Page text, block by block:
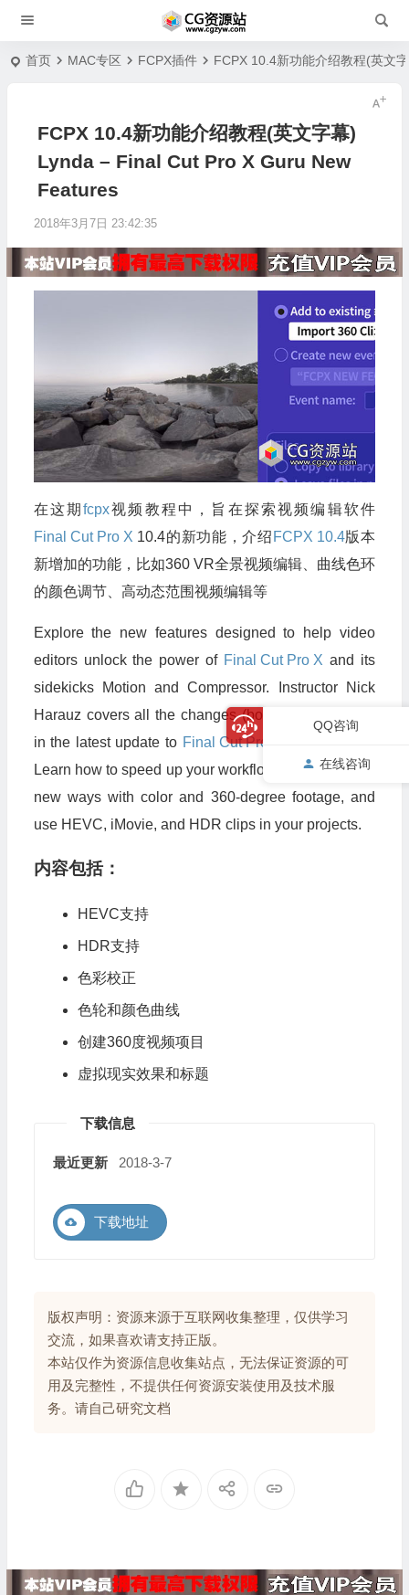
首页 MAC专区 FCPX插件 FCPX 10.4新功能介绍教程(英文
FCPX 10.4新功能介绍教程(英文字幕)
Lynda – Final Cut Pro X Guru New
Features
2018年3月7日 23:42:35
在这期fcpx视频教程中，旨在探索视频编辑软件
Final Cut Pro X 10.4的新功能，介绍 FCPX 10.4版本
新增加的功能，比如360 VR全景视频编辑、曲线色环
的颜色调节、高动态范围视频编辑等
Explore the new features designed to help video
editors unlock the power of Final Cut Pro X and its
sidekicks Motion and Compressor. Instructor Nick
Harauz covers all the changes (both big and small)
in the latest update to Final Cut Pro X
Learn how to speed up your workflow, work in brand-
new ways with color and 360-degree footage, and
use HEVC, iMovie, and HDR clips in your projects.
内容包括：
HEVC支持
HDR支持
色彩校正
色轮和颜色曲线
创建360度视频项目
虚拟现实效果和标题
下载信息
最近更新 2018-3-7
下载地址
版权声明：资源来源于互联网收集整理，仅供学习
交流，如果喜欢请支持正版。
本站仅作为资源信息收集站点，无法保证资源的可
用及完整性，不提供任何资源安装使用及技术服
务。请自己研究文档
QQ咨询
在线咨询